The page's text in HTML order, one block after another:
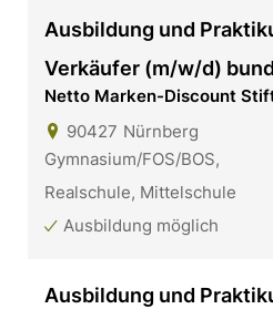
Ausbildung und
Verkäufer (m/w/d)
Netto Marken-Discount
90427 Nürnberg
Gymnasium/FOS/BOS,
Realschule, Mittelschule
Ausbildung möglich
Ausbildung und